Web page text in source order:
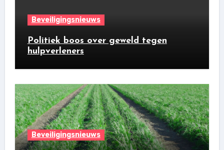
Beveiligingsnieuws
Politiek boos over geweld tegen
hulpverleners
Beveiligingsnieuws